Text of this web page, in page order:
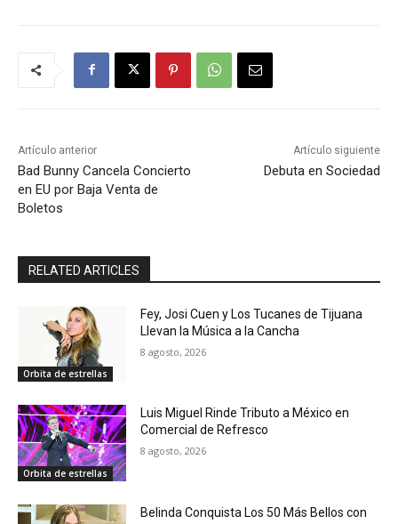
Artículo anterior
Bad Bunny Cancela Concierto
en EU por Baja Venta de
Boletos
Artículo siguiente
Debuta en Sociedad
RELATED ARTICLES
Orbita de estrellas
Fey, Josi Cuen y Los Tucanes de Tijuana
Llevan la Música a la Cancha
8 agosto, 2026
Orbita de estrellas
Luis Miguel Rinde Tributo a México en
Comercial de Refresco
8 agosto, 2026
Belinda Conquista Los 50 Más Bellos con